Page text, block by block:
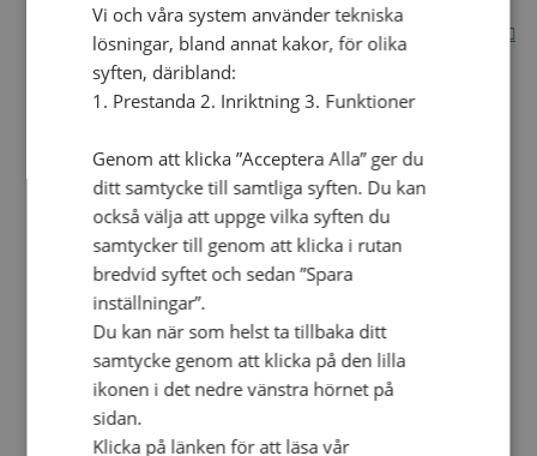
Missionsinspiratörens verktygslåda
Entreprenörskap, företagande och Guds rike
Kontakt
Kalender
Lediga tjänster
VAD VI GÖR
UTBILDNING
UTBILDNINGAR
Akademi för Ledarskap och Teologi
Mullsjö folkhögskola
Apg29
Mindre kurser
Missionsinspiratören
Vi och våra system använder tekniska
lösningar, bland annat kakor, för olika
syften, däribland:
1. Prestanda 2. Inriktning 3. Funktioner
Genom att klicka ”Acceptera Alla” ger du
ditt samtycke till samtliga syften. Du kan
också välja att uppge vilka syften du
samtycker till genom att klicka i rutan
bredvid syftet och sedan ”Spara
inställningar”.
Du kan när som helst ta tillbaka ditt
samtycke genom att klicka på den lilla
ikonen i det nedre vänstra hörnet på
sidan.
Klicka på länken för att läsa vår